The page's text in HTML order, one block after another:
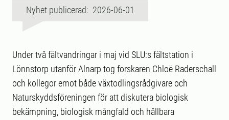
Nyhet publicerad: 2026-06-01
Under två fältvandringar i maj vid SLU:s fältstation i
Lönnstorp utanför Alnarp tog forskaren Chloë Raderschall
och kollegor emot både växtodlingsrådgivare och
Naturskyddsföreningen för att diskutera biologisk
bekämpning, biologisk mångfald och hållbara